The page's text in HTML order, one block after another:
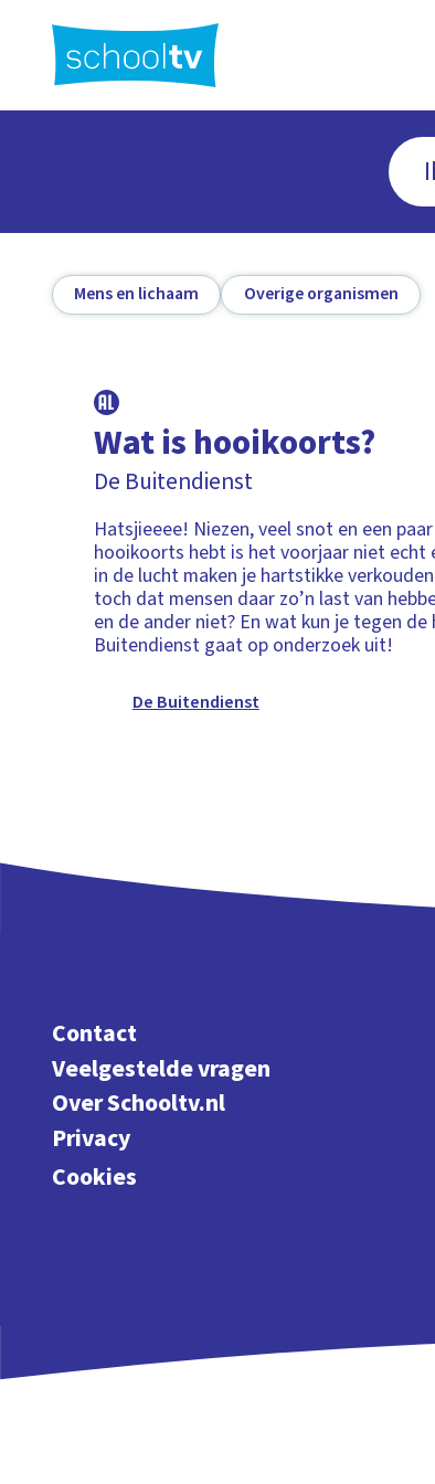
hoofdinhoud
Mens en lichaam Overige organismen
Wat is hooikoorts?
De Buitendienst
Hatsjieeee! Niezen, veel snot en een
hooikoorts hebt is het voorjaar niet echt
in de lucht maken je hartstikke
toch dat mensen daar zo’n last van
en de ander niet? En wat kun je tegen
Buitendienst gaat op onderzoek uit!
De Buitendienst
Contact
Veelgestelde vragen
Over Schooltv.nl
Privacy
Cookies